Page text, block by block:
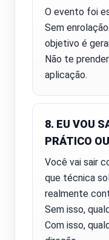
O evento foi
Sem
objetivo é
Não te
aplicação.
8. EU VOU
PRÁTICO
Você vai sair
que técnica
realmente
Sem isso,
Com isso,